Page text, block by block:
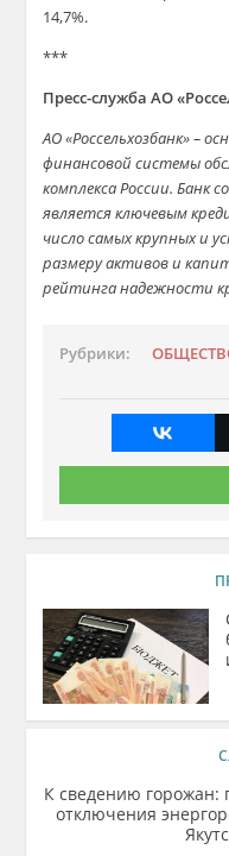
14,7%.
***
Пресс-служба АО
АО «Россельхозбанк» –
финансовой системы
комплекса России. Банк
является ключевым
число самых крупных и
размеру активов и
рейтинга надежности
Рубрики:
К сведению горожан:
отключения